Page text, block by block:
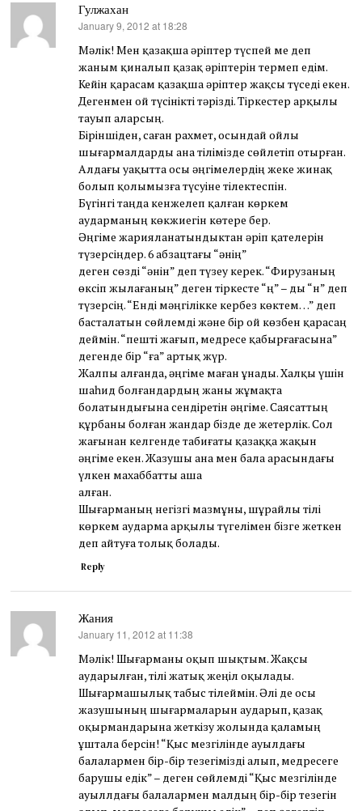
Гулжахан
says:
January 9, 2012 at 18:28
Мәлік! Мен қазақша әріптер түспей ме деп
жаным қиналып қазақ әріптерін термеп едім.
Кейін қарасам қазақша әріптер жақсы түседі екен.
Дегенмен ой түсінікті тәрізді. Тіркестер арқылы
тауып аларсың.
Біріншіден, саған рахмет, осындай ойлы
шығармалдарды ана тілімізде сөйлетіп отырған.
Алдағы уақытта осы әңгімелердің жеке жинақ
болып қолымызға түсуіне тілектеспін.
Бүгінгі таңда кенжелеп қалған көркем
аударманың көкжиегін көтере бер.
Әңгіме жарияланатындыктан әріп қателерін
түзерсіңдер. 6 абзацтағы “әнің”
деген сөзді “әнін” деп түзеу керек. “Фирузаның
өксіп жылағаның” деген тіркесте “ң” – ды “н” деп
түзерсің. “Енді мәңгілікке кербез көктем…” деп
басталатын сөйлемді және бір ой көзбен қарасаң
деймін. “пешті жағып, медресе қабырғағасына”
дегенде бір “ға” артық жүр.
Жалпы алғанда, әңгіме маған ұнады. Халқы үшін
шаһид болғандардың жаны жұмақта
болатындығына сендіретін әңгіме. Саясаттың
құрбаны болған жандар бізде де жетерлік. Сол
жағынан келгенде табиғаты қазаққа жақын
әңгіме екен. Жазушы ана мен бала арасындағы
үлкен махаббатты аша
алған.
Шығарманың негізгі мазмұны, шұрайлы тілі
көркем аударма арқылы түгелімен бізге жеткен
деп айтуға толық болады.
Reply
Жания
says:
January 11, 2012 at 11:38
Мәлік! Шығарманы оқып шықтым. Жақсы
аударылған, тілі жатық жеңіл оқылады.
Шығармашылық табыс тілеймін. Әлі де осы
жазушының шығармаларын аударып, қазақ
оқырмандарына жеткізу жолында қаламың
ұштала берсін! “Қыс мезгілінде ауылдағы
балалармен бір-бір тезегімізді алып, медресеге
барушы едік” – деген сөйлемді “Қыс мезгілінде
ауыллдағы балалармен малдың бір-бір тезегін